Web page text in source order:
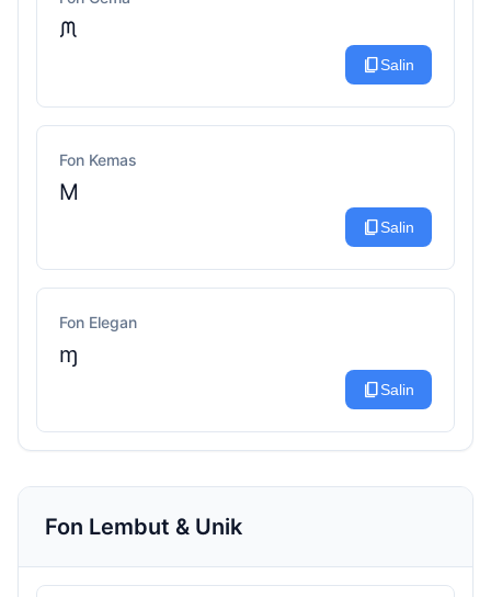
ᙏ
content_copySalin
Fon Kemas
M
content_copySalin
Fon Elegan
ɱ
content_copySalin
Fon Lembut & Unik